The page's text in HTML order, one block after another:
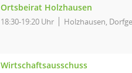
Ortsbeirat Holzhausen
18:30-19:20 Uhr Holzhausen,
Wirtschaftsausschuss